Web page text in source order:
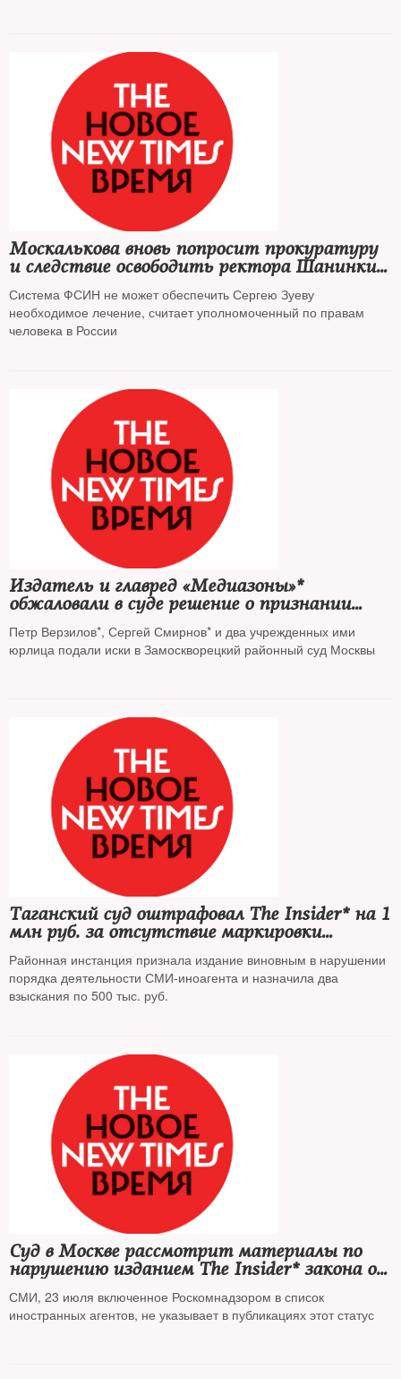
Москалькова вновь попросит прокуратуру
и следствие освободить ректора Шанинки
из СИЗО
Система ФСИН не может обеспечить Сергею Зуеву
необходимое лечение, считает уполномоченный по правам
человека в России
Издатель и главред «Медиазоны»*
обжаловали в суде решение о признании
«иноагентами»
Петр Верзилов*, Сергей Смирнов* и два учрежденных ими
юрлица подали иски в Замоскворецкий районный суд Москвы
Таганский суд оштрафовал The Insider* на 1
млн руб. за отсутствие маркировки
«иноагента»
Районная инстанция признала издание виновным в нарушении
порядка деятельности СМИ-иноагента и назначила два
взыскания по 500 тыс. руб.
Суд в Москве рассмотрит материалы по
нарушению изданием The Insider* закона об
иноагентах
СМИ, 23 июля включенное Роскомнадзором в список
иностранных агентов, не указывает в публикациях этот статус